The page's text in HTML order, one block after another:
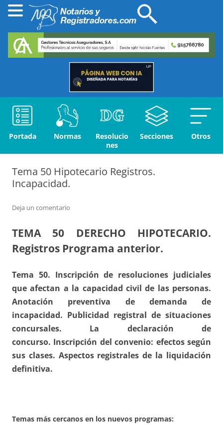
Portada Normas
Resolucio
nes
Secciones Otros
Tema 50 Hipotecario Registros.
Incapacidad.
Deja un comentario
TEMA 50 DERECHO HIPOTECARIO.
Registros Programa anterior.
Tema 50. Inscripción de resoluciones judiciales
que afectan a la capacidad civil de las personas.
Anotación preventiva de demanda de
incapacidad. Publicidad registral de situaciones
concursales. La declaración de
concurso. Inscripción del convenio: efectos según
sus clases. Aspectos registrales de la liquidación
definitiva.
Temas más cercanos en los nuevos programas: